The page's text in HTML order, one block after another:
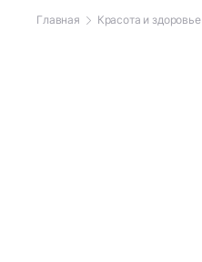
Главная Красота и здоровье